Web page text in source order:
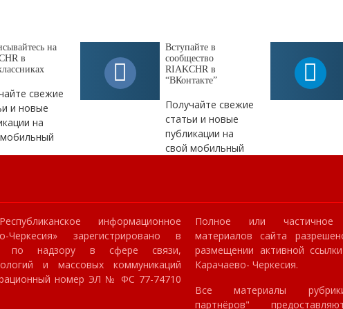
на
в
свежие
и новые
на
Вступайте в
сообщество
RIAKCHR в
“ВКонтакте”
Получайте свежие
статьи и новые
публикации на
свой мобильный
информационное
Черкесия» зарегистрировано в
по надзору в сфере связи,
и массовых коммуникаций
номер ЭЛ № ФС 77-74710
Полное или частичное
материалов сайта
размещении активной
Карачаево- Черкесия.
Все материалы
партнёров"